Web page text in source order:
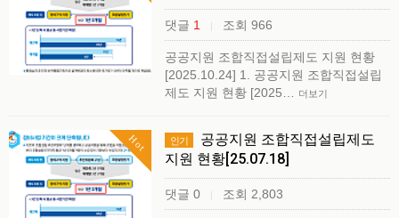
댓글 1 조회 966
공공지원 조합직접설립제도 지원 현황
[2025.10.24] 1. 공공지원 조합직접설립
제도 지원 현황 [2025… 더보기
Hot 인기
공공지원 조합직접설립제도
지원 현황[25.07.18]
댓글 0 조회 2,803